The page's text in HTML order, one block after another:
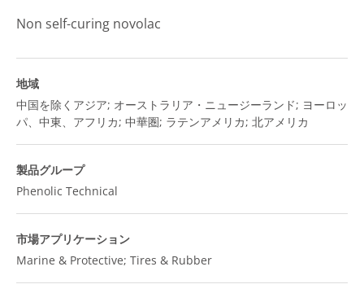
Non self-curing novolac
地域
中国を除くアジア; オーストラリア・ニュージーランド; ヨーロッ
パ、中東、アフリカ; 中華圏; ラテンアメリカ; 北アメリカ
製品グループ
Phenolic Technical
市場アプリケーション
Marine & Protective; Tires & Rubber